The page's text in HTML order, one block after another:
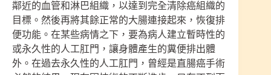
鄰近的血管和淋巴組織，以達到完全清除癌組織的
目標。然後再將其餘正常的大腸連接起來，恢復排
便功能。在某些病情之下，要為病人建立暫時性的
或永久性的人工肛門，讓身體產生的糞便排出體
外。在過去永久性的人工肛門，曾經是直腸癌手術